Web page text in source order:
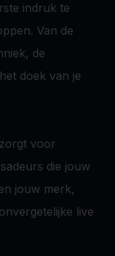
indruk te
Van de
de
doek van je
voor
die jouw
jouw merk,
live